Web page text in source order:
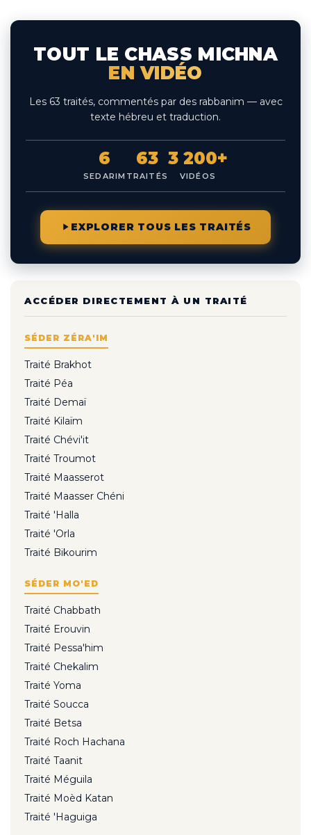
TOUT LE CHASS MICHNA
EN VIDÉO
Les 63 traités, commentés par des rabbanim — avec
texte hébreu et traduction.
6
SEDARIM
63
TRAITÉS
3 200+
VIDÉOS
EXPLORER TOUS LES TRAITÉS
ACCÉDER DIRECTEMENT À UN TRAITÉ
SÉDER ZÉRA'IM
Traité Brakhot
Traité Péa
Traité Demaï
Traité Kilaïm
Traité Chévi'it
Traité Troumot
Traité Maasserot
Traité Maasser Chéni
Traité 'Halla
Traité 'Orla
Traité Bikourim
SÉDER MO'ED
Traité Chabbath
Traité Erouvin
Traité Pessa'him
Traité Chekalim
Traité Yoma
Traité Soucca
Traité Betsa
Traité Roch Hachana
Traité Taanit
Traité Méguila
Traité Moèd Katan
Traité 'Haguiga